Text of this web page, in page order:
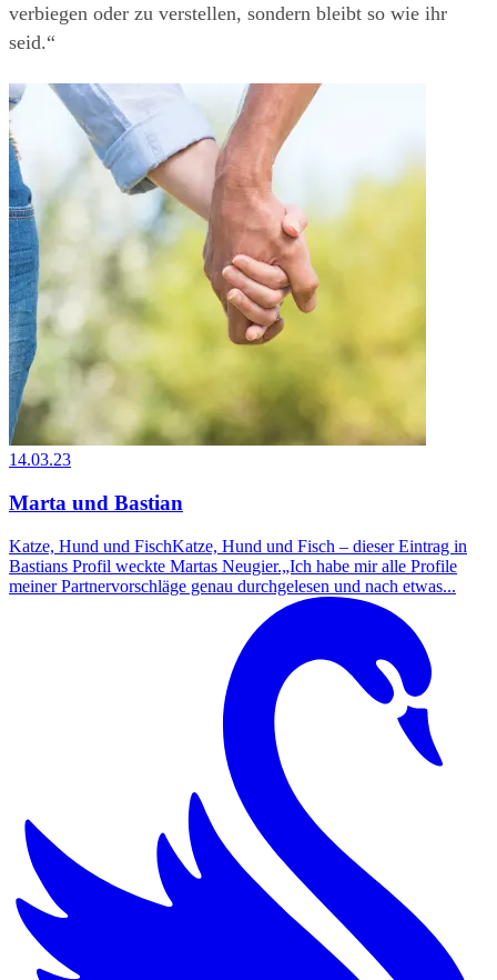
verbiegen oder zu verstellen, sondern bleibt so wie ihr
seid.“
14.03.23
Marta und Bastian
Katze, Hund und FischKatze, Hund und Fisch – dieser Eintrag in
Bastians Profil weckte Martas Neugier.„Ich habe mir alle Profile
meiner Partnervorschläge genau durchgelesen und nach etwas...